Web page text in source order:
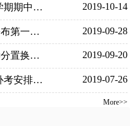
作的通知 2019-10-14
单的通知 2019-09-28
补充规定 2019-09-20
相关通知 2019-07-26
More>>